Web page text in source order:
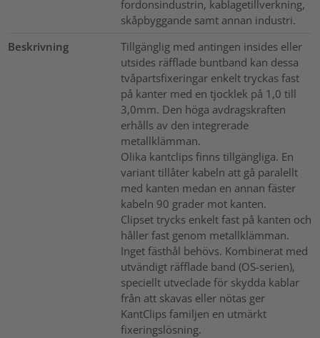
fordonsindustrin, kablagetillverkning,
skåpbyggande samt annan industri.
Beskrivning
Tillgänglig med antingen insides eller
utsides räfflade buntband kan dessa
tvåpartsfixeringar enkelt tryckas fast
på kanter med en tjocklek på 1,0 till
3,0mm. Den höga avdragskraften
erhålls av den integrerade
metallklämman.
Olika kantclips finns tillgängliga. En
variant tillåter kabeln att gå paralellt
med kanten medan en annan fäster
kabeln 90 grader mot kanten.
Clipset trycks enkelt fast på kanten och
håller fast genom metallklämman.
Inget fästhål behövs. Kombinerat med
utvändigt räfflade band (OS-serien),
speciellt utveclade för skydda kablar
från att skavas eller nötas ger
KantClips familjen en utmärkt
fixeringslösning.